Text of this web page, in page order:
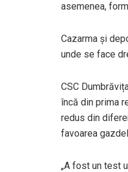
asemenea,
Cazarma și
unde se face
CSC
încă din prima
redus din
favoarea
„A fost un test